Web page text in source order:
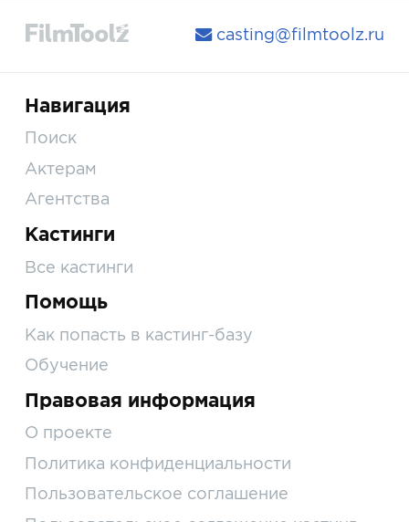
casting@filmtoolz.ru
Навигация
Поиск
Актерам
Агентства
Кастинги
Все кастинги
Помощь
Как попасть в кастинг-базу
Обучение
Правовая информация
О проекте
Политика конфиденциальности
Пользовательское соглашение